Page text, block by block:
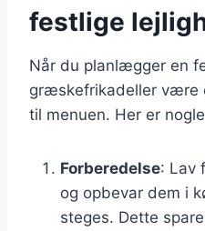
festlige
Når du planlægger en
græskefrikadeller være
til menuen. Her er
Forberedelse: Lav
og opbevar dem i
steges. Dette